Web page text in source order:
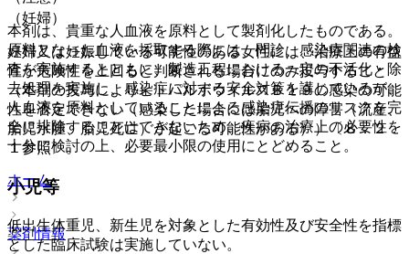
本剤は、貴重な人血液を原料として製剤化したものである。
原料となった血液を採取する際には、問診、感染症関連の検
査を実施するとともに、製造工程における一定の不活化・除
去処理を実施し、感染症に対する安全対策を講じているが、
人血液を原料としていることによる感染症伝播のリスクを完
全に排除することはできないため、疾病の治療上の必要性を
十分に検討の上、必要最小限の使用にとどめること。
ホーム
薬剤情報
（妊婦）
妊婦又は妊娠している可能性のある女性には、治療上の有益
性が危険性を上回ると判断される場合にのみ投与すること
（本剤の投与によりヒトパルボウイルスＢ１９の感染の可能
性を否定できない（感染した場合には胎児への障害（流産、
胎児水腫、胎児死亡）が起こる可能性がある））〔８．２．
１参照〕。
小児等
低出生体重児、新生児を対象とした有効性及び安全性を指標
とした臨床試験は実施していない。